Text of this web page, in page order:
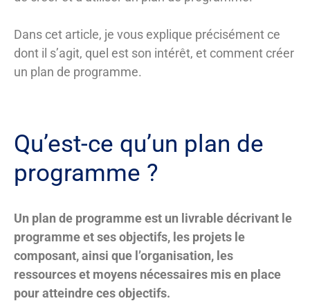
Dans cet article, je vous explique précisément ce
dont il s’agit, quel est son intérêt, et comment créer
un plan de programme.
Qu’est-ce qu’un plan de
programme ?
Un plan de programme est un livrable décrivant le
programme et ses objectifs, les projets le
composant, ainsi que l’organisation, les
ressources et moyens nécessaires mis en place
pour atteindre ces objectifs.